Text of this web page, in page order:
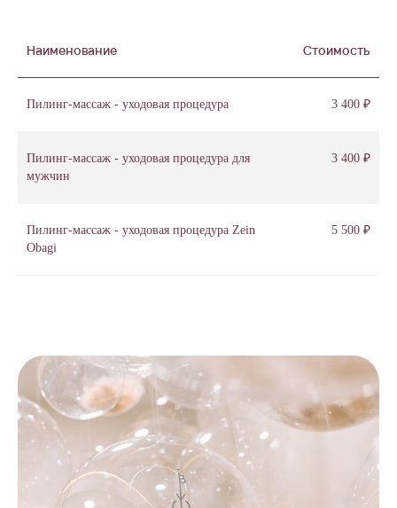
Наименование Стоимость
Пилинг-массаж - уходовая процедура 3 400 ₽
Пилинг-массаж - уходовая процедура для
мужчин
3 400 ₽
Пилинг-массаж - уходовая процедура Zein
Obagi
5 500 ₽